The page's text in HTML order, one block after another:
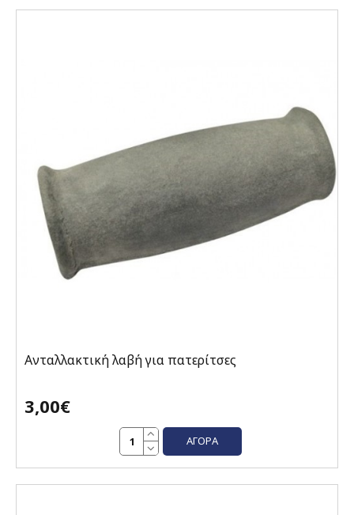
Ανταλλακτική λαβή για πατερίτσες
3,00€
ΑΓΟΡΆ